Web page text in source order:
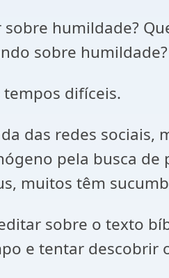
sobre humildade?
sobre humildade?
tempos difíceis.
das redes sociais,
pela busca de
muitos têm
sobre o texto
e tentar descobrir